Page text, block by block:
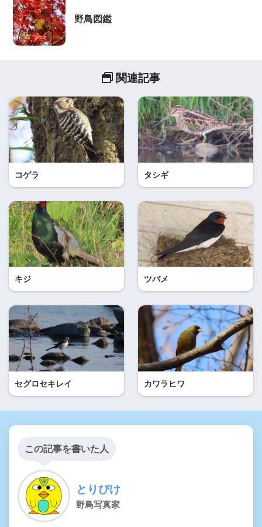
野鳥図鑑
関連記事
コゲラ タシギ
キジ ツバメ
セグロセキレイ カワラヒワ
この記事を書いた人
とりぴけ
野鳥写真家